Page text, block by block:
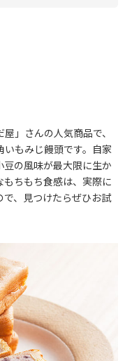
」さんの人気商品で、
もみじ饅頭です。自家
の風味が最大限に生か
ちもち食感は、実際に
、見つけたらぜひお試